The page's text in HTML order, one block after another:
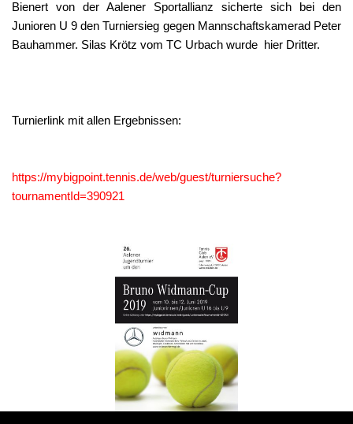
Bienert von der Aalener Sportallianz sicherte sich bei den
Junioren U 9 den Turniersieg gegen Mannschaftskamerad Peter
Bauhammer. Silas Krötz vom TC Urbach wurde hier Dritter.
Turnierlink mit allen Ergebnissen:
https://mybigpoint.tennis.de/web/guest/turniersuche?
tournamentId=390921